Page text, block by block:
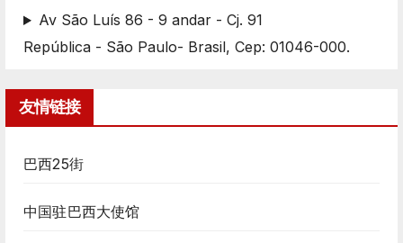
Av São Luís 86 - 9 andar - Cj. 91
República - São Paulo- Brasil, Cep: 01046-000.
友情链接
巴西25街
中国驻巴西大使馆